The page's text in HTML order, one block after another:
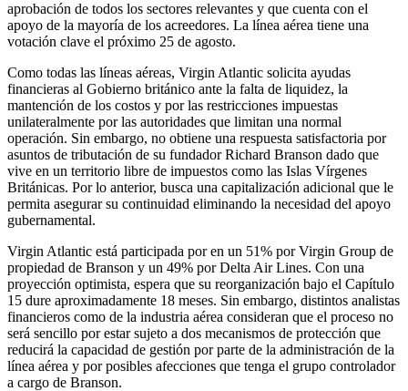
aprobación de todos los sectores relevantes y que cuenta con el
apoyo de la mayoría de los acreedores. La línea aérea tiene una
votación clave el próximo 25 de agosto.
Como todas las líneas aéreas, Virgin Atlantic solicita ayudas
financieras al Gobierno británico ante la falta de liquidez, la
mantención de los costos y por las restricciones impuestas
unilateralmente por las autoridades que limitan una normal
operación. Sin embargo, no obtiene una respuesta satisfactoria por
asuntos de tributación de su fundador Richard Branson dado que
vive en un territorio libre de impuestos como las Islas Vírgenes
Británicas. Por lo anterior, busca una capitalización adicional que le
permita asegurar su continuidad eliminando la necesidad del apoyo
gubernamental.
Virgin Atlantic está participada por en un 51% por Virgin Group de
propiedad de Branson y un 49% por Delta Air Lines. Con una
proyección optimista, espera que su reorganización bajo el Capítulo
15 dure aproximadamente 18 meses. Sin embargo, distintos analistas
financieros como de la industria aérea consideran que el proceso no
será sencillo por estar sujeto a dos mecanismos de protección que
reducirá la capacidad de gestión por parte de la administración de la
línea aérea y por posibles afecciones que tenga el grupo controlador
a cargo de Branson.